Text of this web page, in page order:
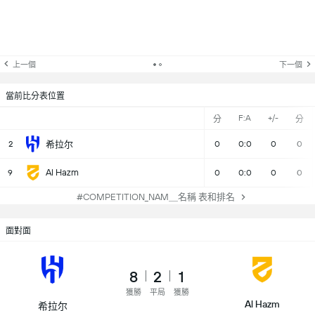
上一個 下一個
當前比分表位置
分 F:A +/- 分
2 希拉尔 0 0:0 0 0
9 Al Hazm 0 0:0 0 0
#COMPETITION_NAM＿名稱 表和排名
面對面
希拉尔
8
獲勝
2
平局
1
獲勝
Al Hazm